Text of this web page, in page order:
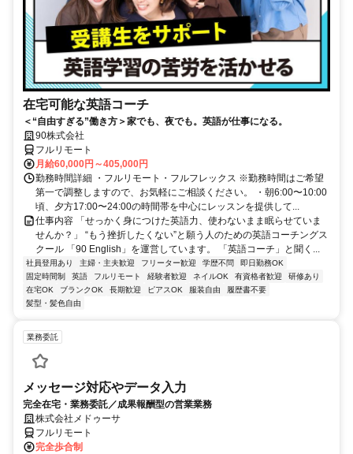
在宅可能な英語コーチ
＜“自由すぎる”働き方＞家でも、夜でも。英語が仕事になる。
90株式会社
フルリモート
月給60,000円～405,000円
勤務時間詳細 ・フルリモート・フルフレックス ※勤務時間はご希望
第一で調整しますので、お気軽にご相談ください。 ・朝6:00〜10:00
頃、夕方17:00〜24:00の時間帯を中心にレッスンを提供して...
仕事内容 「せっかく身につけた英語力、使わないまま眠らせていま
せんか？」 “もう挫折したくない”と願う人のための英語コーチングス
クール 「90 English」を運営しています。 「英語コーチ」と聞く...
社員登用あり 主婦・主夫歓迎 フリーター歓迎 学歴不問
即日勤務OK
固定時間制
英語 フルリモート 経験者歓迎 ネイルOK 有資格者歓迎
研修あり
在宅OK
ブランクOK 長期歓迎 ピアスOK 服装自由
履歴書不要
髪型・髪色自由
業務委託
メッセージ対応やデータ入力
完全在宅・業務委託／成果報酬型の営業業務
株式会社メドゥーサ
フルリモート
完全歩合制